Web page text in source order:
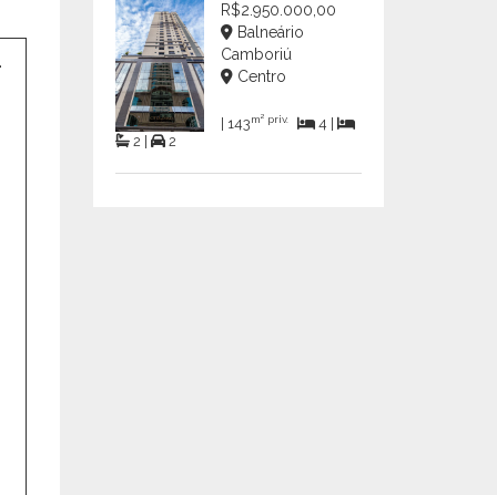
R$2.950.000,00
Balneário
Camboriú
Centro
| 143m² priv.
4 |
2 |
2